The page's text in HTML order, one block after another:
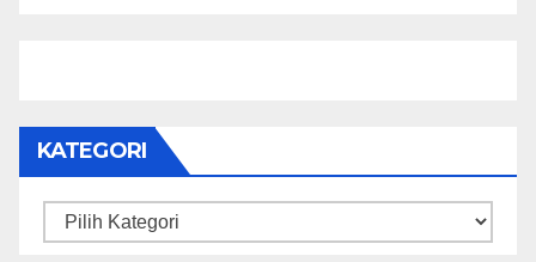
KATEGORI
Kategori